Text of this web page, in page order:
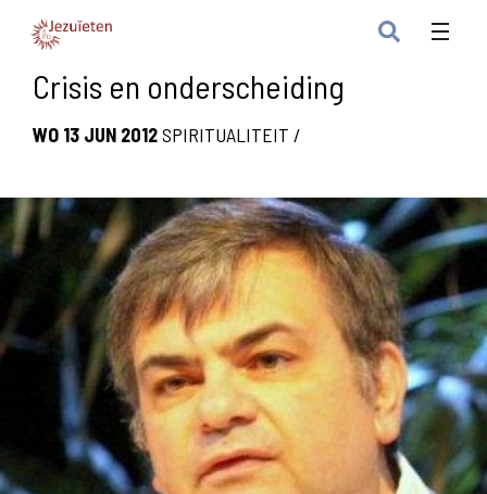
Crisis en onderscheiding
WO 13 JUN 2012SPIRITUALITEIT /